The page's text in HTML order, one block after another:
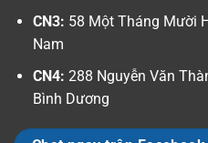
CN3: 58 Một Tháng Mười
Nam
CN4: 288 Nguyễn Văn
Bình Dương